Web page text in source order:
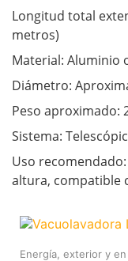
Longitud total
metros)
Material: Aluminio
Diámetro:
Peso aproximado:
Sistema:
Uso
altura, compatible
Energía, exterior y